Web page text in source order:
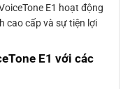
E1 hoạt động
cao cấp và sự tiện lợi
E1 với các